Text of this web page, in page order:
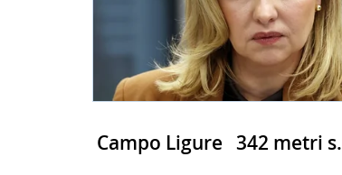
Campo Ligure 342 metri